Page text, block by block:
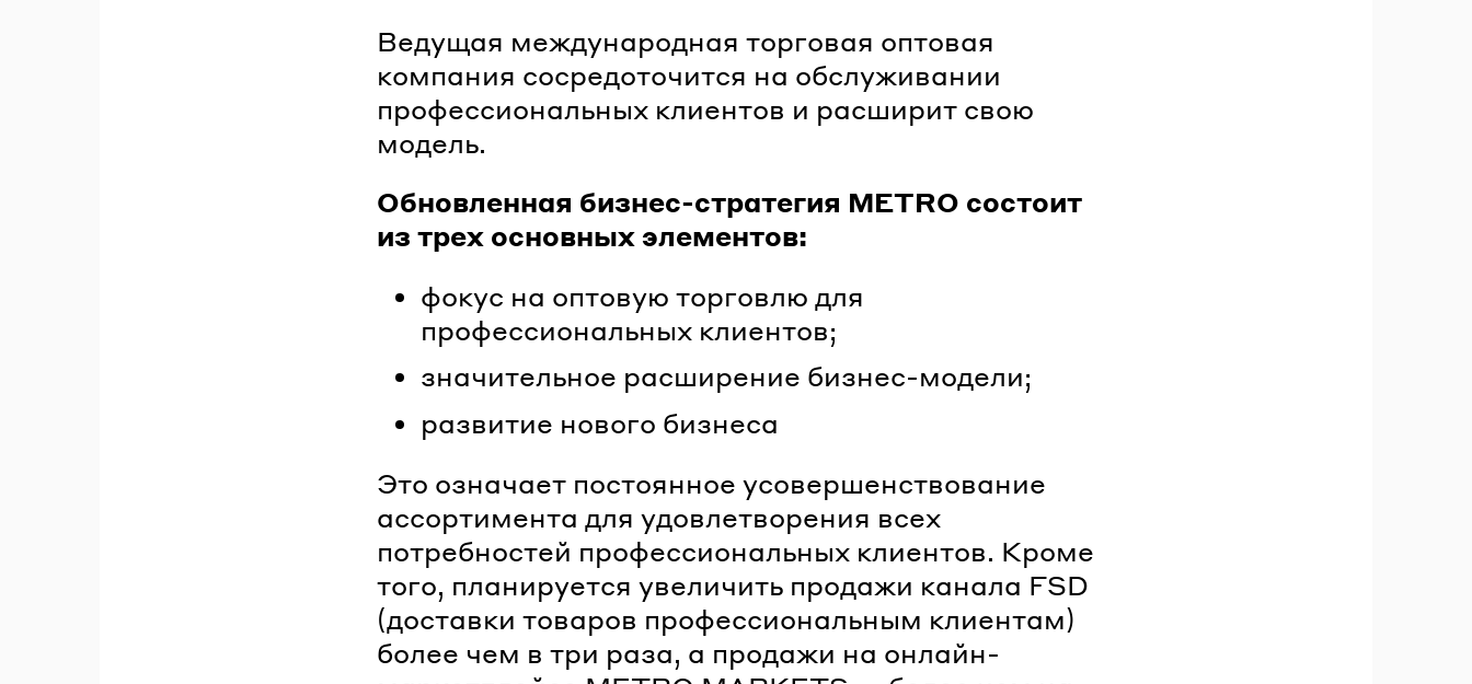
Ведущая международная торговая оптовая
компания сосредоточится на обслуживании
профессиональных клиентов и расширит свою
модель.
Обновленная бизнес-стратегия METRO состоит
из трех основных элементов:
фокус на оптовую торговлю для
профессиональных клиентов;
значительное расширение бизнес-модели;
развитие нового бизнеса
Это означает постоянное усовершенствование
ассортимента для удовлетворения всех
потребностей профессиональных клиентов. Кроме
того, планируется увеличить продажи канала FSD
(доставки товаров профессиональным клиентам)
более чем в три раза, а продажи на онлайн-